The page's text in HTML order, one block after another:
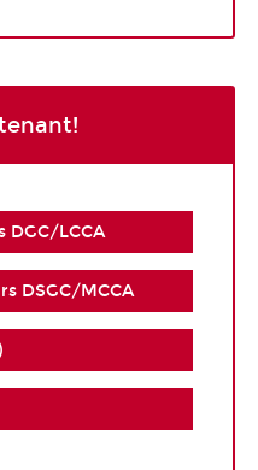
DGC/LCCA
DSGC/MCCA